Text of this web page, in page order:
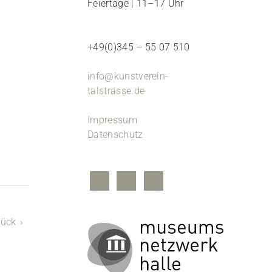
Feiertage | 11–17 Uhr
+49(0)345 – 55 07 510
info@kunstverein-
talstrasse.de
Impressum
Datenschutz